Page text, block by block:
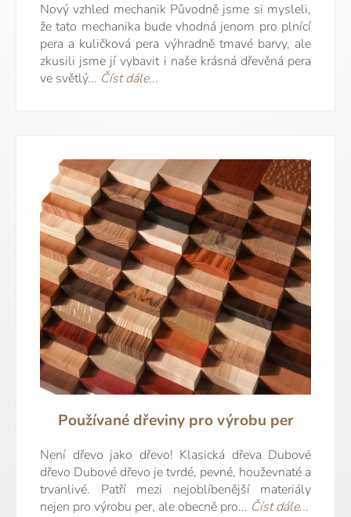
Nový vzhled mechanik Původně jsme si mysleli,
že tato mechanika bude vhodná jenom pro plnící
pera a kuličková pera výhradně tmavé barvy, ale
zkusili jsme jí vybavit i naše krásná dřevěná pera
ve světlý... Číst dále...
Používané dřeviny pro výrobu per
Není dřevo jako dřevo! Klasická dřeva Dubové
dřevo Dubové dřevo je tvrdé, pevné, houževnaté a
trvanlivé. Patří mezi nejoblíbenější materiály
nejen pro výrobu per, ale obecně pro... Číst dále...